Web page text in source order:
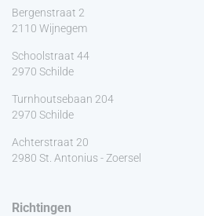
Bergenstraat 2
2110 Wijnegem
Schoolstraat 44
2970 Schilde
Turnhoutsebaan 204
2970 Schilde
Achterstraat 20
2980 St. Antonius - Zoersel
Richtingen